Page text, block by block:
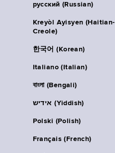
русский (Russian)
Kreyòl Ayisyen (Haitian-
Creole)
한국어 (Korean)
Italiano (Italian)
বাংলা (Bengali)
אידיש (Yiddish)
Polski (Polish)
Français (French)